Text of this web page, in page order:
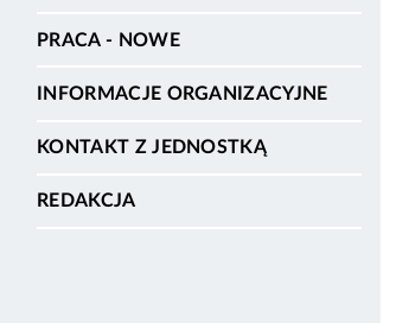
PRACA - NOWE
INFORMACJE ORGANIZACYJNE
KONTAKT Z JEDNOSTKĄ
REDAKCJA